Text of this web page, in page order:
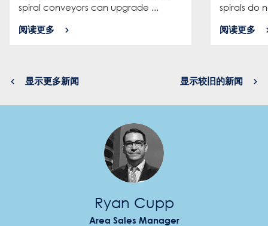
spiral conveyors can upgrade ...
阅读更多
spirals do
阅读更多
显示更多新闻 显示较旧的新闻
Ryan Cupp
Area Sales Manager